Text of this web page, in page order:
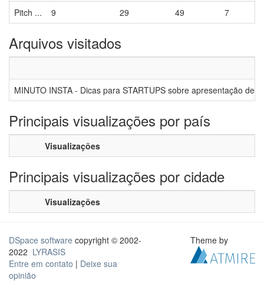
Pitch ...
9 29 49 7
Arquivos visitados
MINUTO INSTA - Dicas para STARTUPS sobre apresentação de
Principais visualizações por país
Visualizações
Principais visualizações por cidade
Visualizações
DSpace software copyright © 2002-
2022 LYRASIS
Entre em contato | Deixe sua
opinião
Theme by